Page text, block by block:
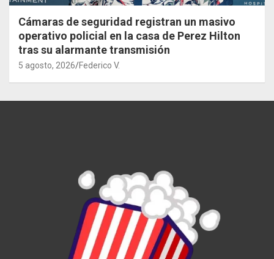
Cámaras de seguridad registran un masivo
operativo policial en la casa de Perez Hilton
tras su alarmante transmisión
5 agosto, 2026 Federico V.